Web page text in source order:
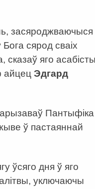
засяроджваючыся
сярод сваіх
сказаў яго
айцец Эдгард
Пантыфіка
ў пастаяннай
ўсяго дня ў яго
уключаючы